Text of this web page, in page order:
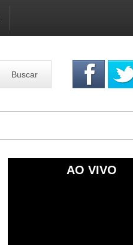
Buscar
AO VIVO